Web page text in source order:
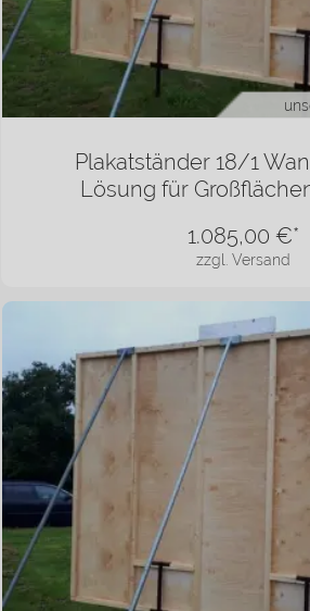
Plakatständer 18/1
Lösung für
zzgl. Versand
1.085,00 €*